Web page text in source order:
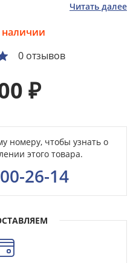
Читать далее
наличии
₽
0 отзывов
номеру, чтобы узнать о
этого товара.
26-14